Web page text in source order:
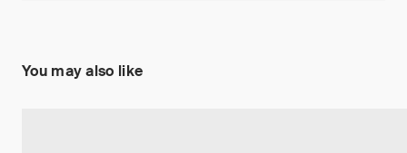
You may also like